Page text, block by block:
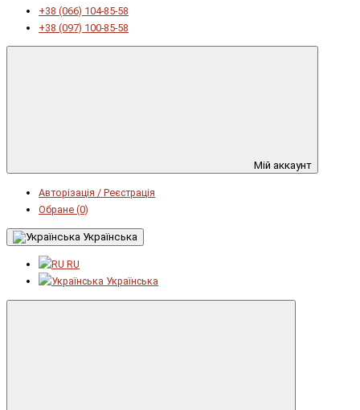
+38 (066) 104-85-58
+38 (097) 100-85-58
Мій аккаунт
Авторізація / Реєстрація
Обране (0)
Українська
RU
Українська